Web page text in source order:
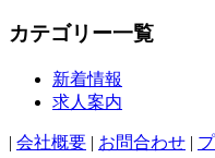
カテゴリー一覧
新着情報
求人案内
| 会社概要 | お問合わせ |